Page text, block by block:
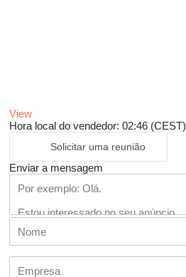
View
Hora local do vendedor: 02:46 (CEST)
Solicitar uma reunião
Enviar a mensagem